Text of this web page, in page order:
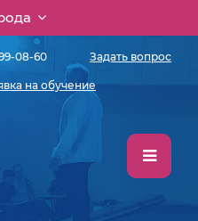
08-60 Задать вопрос
на обучение